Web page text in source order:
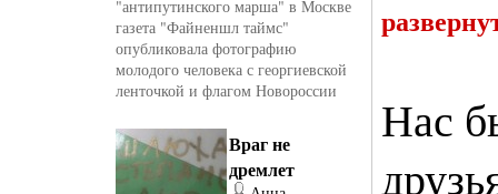
"антипутинского марша" в Москве
газета "Файненшл таймс"
опубликовала фотографию
молодого человека с георгиевской
ленточкой и флагом Новороссии
Враг не
дремлет
Нас